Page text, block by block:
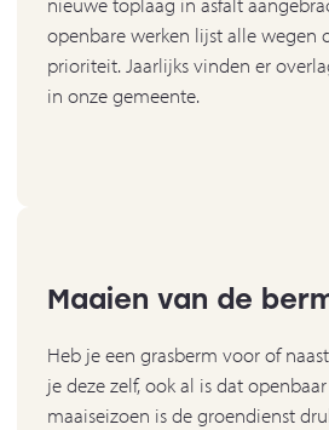
openbare werken lijst alle wegen
prioriteit. Jaarlijks vinden er
in onze gemeente.
Maaien van de
Heb je een grasberm voor of
je deze zelf, ook al is dat
maaiseizoen is de groendienst